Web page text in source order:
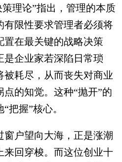
理论”指出，管理的本质
有限性要求管理者必须将
置在最关键的战略决策
是企业家若深陷日常琐
被耗尽，从而丧失对商业
的知觉。这种“抛开”的
把握”核心。
户望向大海，正是涨潮
来回穿梭。而这位创业十